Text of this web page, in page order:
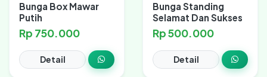
Bunga Box Mawar
Putih
Rp 750.000
Detail
Bunga Standing
Selamat Dan Sukses
Rp 500.000
Detail